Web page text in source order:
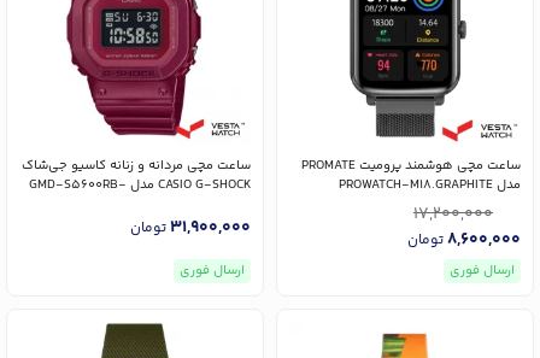
ساعت مچی هوشمند پرومیت PROMATE
مدل PROWATCH-M18.GRAPHITE
17,200,000
8,600,000تومان
ارسال فوری
ساعت مچی مردانه و زنانه کاسیو جی‌شاک
CASIO G-SHOCK مدل GMD-S5600RB-
31,900,000تومان
ارسال فوری